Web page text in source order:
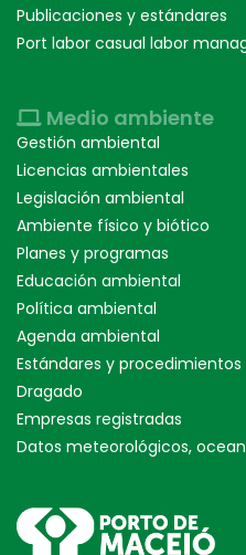
Publicaciones y estándares
Port labor casual labor
Medio ambiente
Gestión ambiental
Licencias ambientales
Legislación ambiental
Ambiente físico y biótico
Planes y programas
Educación ambiental
Política ambiental
Agenda ambiental
Estándares y procedimientos
Dragado
Empresas registradas
Datos meteorológicos,